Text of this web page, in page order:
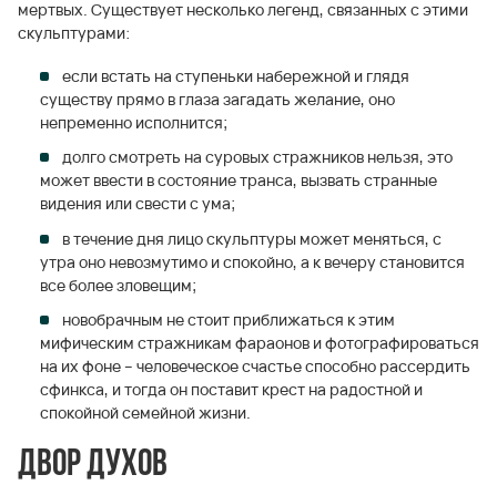
мертвых. Существует несколько легенд, связанных с этими
скульптурами:
если встать на ступеньки набережной и глядя
существу прямо в глаза загадать желание, оно
непременно исполнится;
долго смотреть на суровых стражников нельзя, это
может ввести в состояние транса, вызвать странные
видения или свести с ума;
в течение дня лицо скульптуры может меняться, с
утра оно невозмутимо и спокойно, а к вечеру становится
все более зловещим;
новобрачным не стоит приближаться к этим
мифическим стражникам фараонов и фотографироваться
на их фоне – человеческое счастье способно рассердить
сфинкса, и тогда он поставит крест на радостной и
спокойной семейной жизни.
Двор духов